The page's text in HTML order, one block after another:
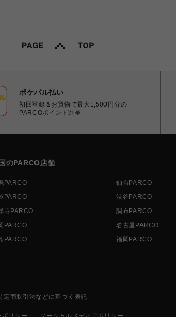
ポケパル払い
初回登録＆お買物で最大1,500円分の
PARCOポイント進呈
のPARCO店舗
PARCO 仙台PARCO
PARCO
渋谷PARCO
寺PARCO
調布PARCO
PARCO
名古屋PARCO
PARCO
福岡PARCO
定商取引法などに基づく表記